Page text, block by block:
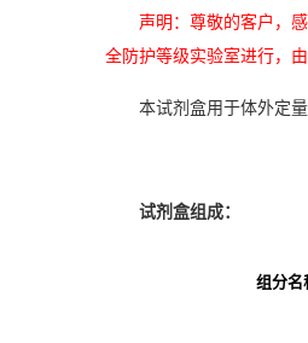
声明：尊敬的客户，
全防护等级实验室进行，
本试剂盒用于体外定
试剂盒组成：
组分名